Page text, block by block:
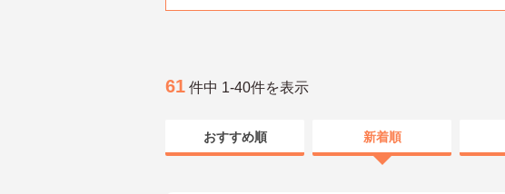
61 件中 1-40件を表示
おすすめ順 新着順